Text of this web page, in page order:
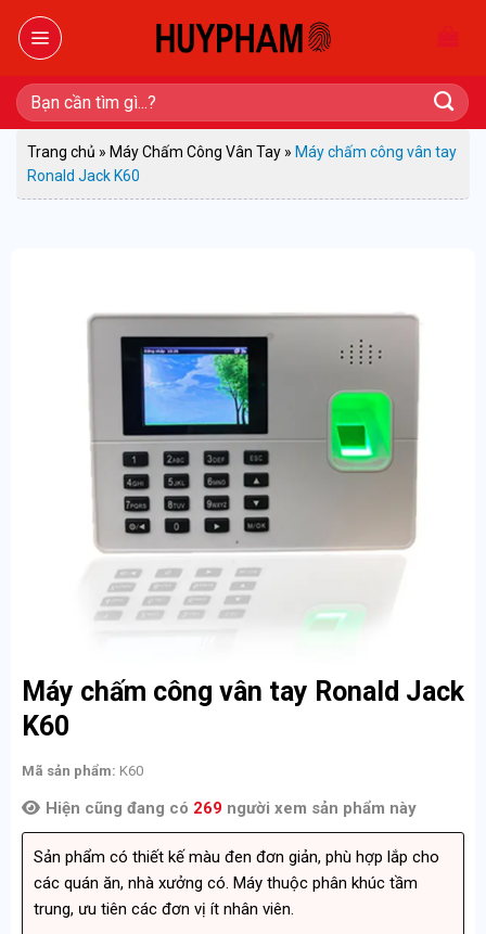
qua
dung
Tìm
kiếm:
Trang chủ » Máy Chấm Công Vân Tay » Máy chấm công vân tay
Ronald Jack K60
Máy chấm công vân tay Ronald Jack
K60
Mã sản phẩm: K60
Hiện cũng đang có 269 người xem sản phẩm này
Sản phẩm có thiết kế màu đen đơn giản, phù hợp lắp cho
các quán ăn, nhà xưởng có. Máy thuộc phân khúc tầm
trung, ưu tiên các đơn vị ít nhân viên.